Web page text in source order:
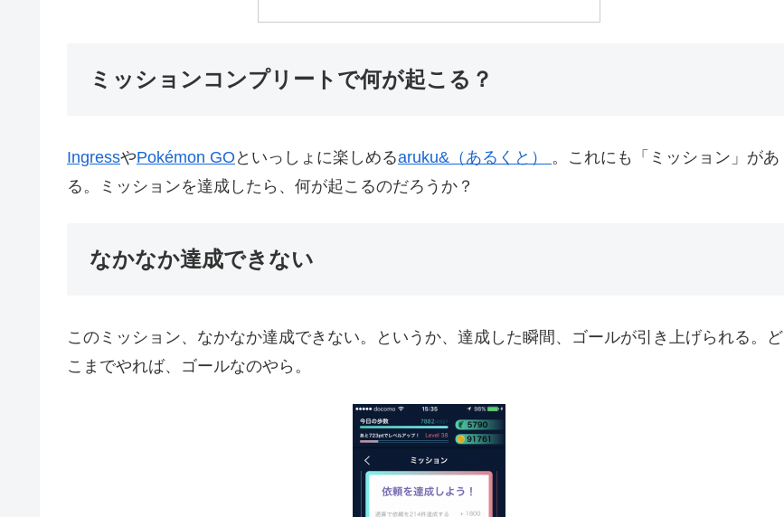
ミッションコンプリートで何が起こる？
IngressやPokémon GO といっしょに楽しめるaruku&（あるくと） 。これにも「ミッション」があ
る。ミッションを達成したら、何が起こるのだろうか？
なかなか達成できない
このミッション、なかなか達成できない。というか、達成した瞬間、ゴールが引き上げられる。ど
こまでやれば、ゴールなのやら。